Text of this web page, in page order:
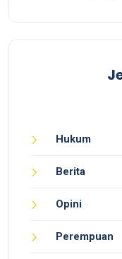
Hukum
Berita
Opini
Perempuan